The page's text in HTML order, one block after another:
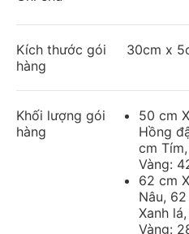
Kích thước gói
hàng
30cm x
Khối lượng gói
hàng
50 cm
Hồng
cm
Vàng:
62 cm
Nâu,
Xanh
Vàng: